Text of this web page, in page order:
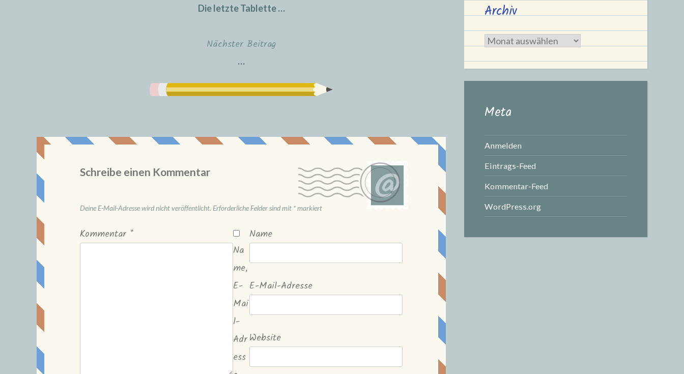
Die letzte Tablette …
Nächster Beitrag
…
Schreibe einen Kommentar
Deine E-Mail-Adresse wird nicht veröffentlicht. Erforderliche Felder sind mit *markiert
Kommentar * Name
E-Mail-Adresse
Website
Na
me,
E-
Mai
l-
Adr
ess
Archiv
Archiv
Meta
Anmelden
Eintrags-Feed
Kommentar-Feed
WordPress.org